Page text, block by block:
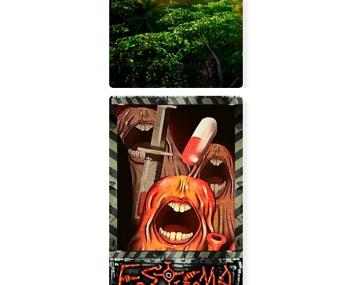
Zombies Don't Drive
PRISONER 17